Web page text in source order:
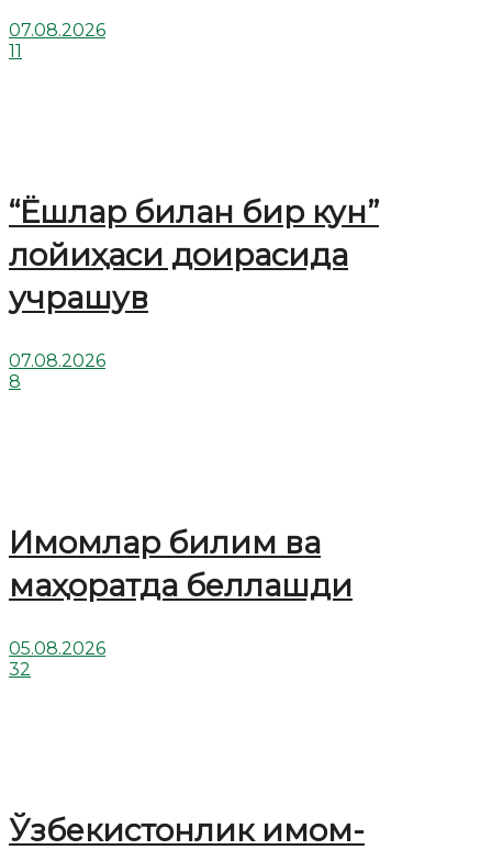
07.08.2026
11
“Ёшлар билан бир кун”
лойиҳаси доирасида
учрашув
07.08.2026
8
Имомлар билим ва
маҳоратда беллашди
05.08.2026
32
Ўзбекистонлик имом-